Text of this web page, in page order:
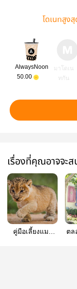
โดเนทสูง
AlwaysNoon
50.00
มาโดเน
ทกัน
เรื่องที่คุณอาจจะส
คู่มือเลี้ยงแมว
ตล